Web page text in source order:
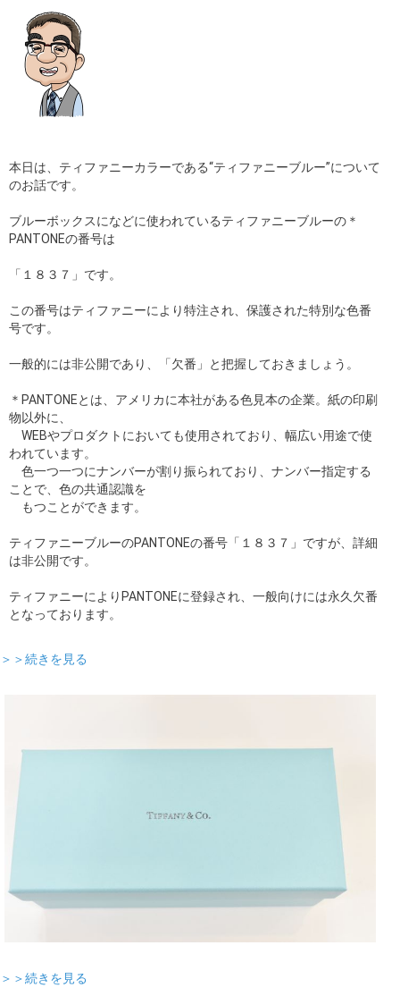
本日は、ティファニーカラーである“ティファニーブルー”について
のお話です。
ブルーボックスになどに使われているティファニーブルーの＊
PANTONEの番号は
「１８３７」です。
この番号はティファニーにより特注され、保護された特別な色番
号です。
一般的には非公開であり、「欠番」と把握しておきましょう。
＊PANTONEとは、アメリカに本社がある色見本の企業。紙の印刷
物以外に、
WEBやプロダクトにおいても使用されており、幅広い用途で使
われています。
色一つ一つにナンバーが割り振られており、ナンバー指定する
ことで、色の共通認識を
もつことができます。
ティファニーブルーのPANTONEの番号「１８３７」ですが、詳細
は非公開です。
ティファニーによりPANTONEに登録され、一般向けには永久欠番
となっております。
＞＞続きを見る
＞＞続きを見る